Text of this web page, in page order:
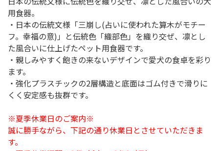
用食器。
・日本の伝統文様「三崩し(占いに使われた算木がモチー
フ。幸福の意)」と伝統色「織部色」を織り交ぜ、凛とし
た風合いに仕上げたペット用食器です。
・親しみやすく飽きの来ないデザインで愛犬の食卓を彩り
ます。
・強化プラスチックの2層構造と底面はゴム付きで滑りに
くく安定感も抜群です。
※夏季休業日のご案内※
誠に勝手ながら、下記の通り休業日とさせていただきま
す。